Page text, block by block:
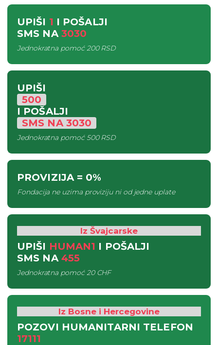
UPIŠI 1 I POŠALJI
SMS NA 3030
Jednokratna pomoć200 RSD
UPIŠI
500
I POŠALJI
SMS NA3030
Jednokratna pomoć500 RSD
PROVIZIJA= 0%
Fondacija ne uzima proviziju ni od jedne uplate
Iz Švajcarske
UPIŠI HUMAN1 I POŠALJI
SMS NA 455
Jednokratna pomoć20 CHF
Iz Bosne i Hercegovine
POZOVI HUMANITARNI TELEFON
17111